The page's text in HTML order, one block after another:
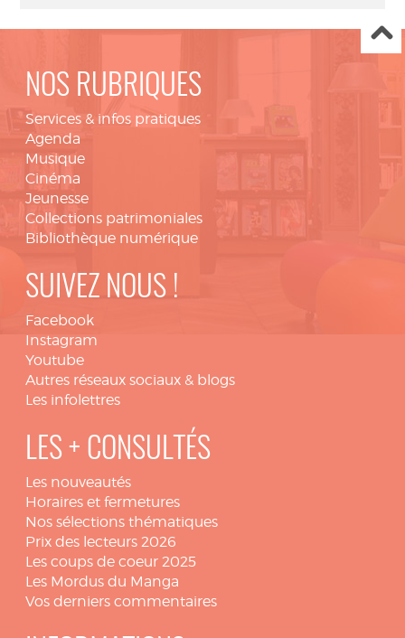
NOS RUBRIQUES
Services & infos pratiques
Agenda
Musique
Cinéma
Jeunesse
Collections patrimoniales
Bibliothèque numérique
SUIVEZ NOUS !
Facebook
Instagram
Youtube
Autres réseaux sociaux & blogs
Les infolettres
LES + CONSULTÉS
Les nouveautés
Horaires et fermetures
Nos sélections thématiques
Prix des lecteurs 2026
Les coups de coeur 2025
Les Mordus du Manga
Vos derniers commentaires